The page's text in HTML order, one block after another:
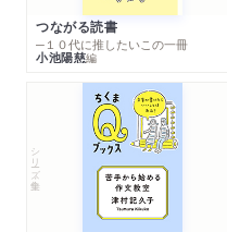
つながる読書
─１０代に推したいこの一冊
小池陽慈編
シリーズ・全集